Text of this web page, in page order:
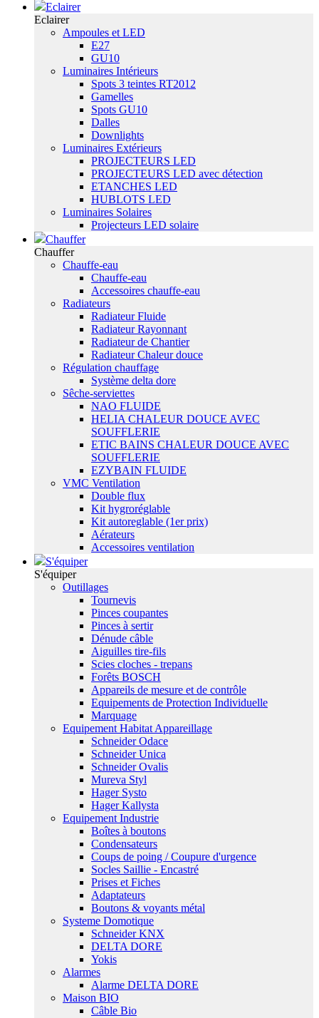
Eclairer
Eclairer
Ampoules et LED
E27
GU10
Luminaires Intérieurs
Spots 3 teintes RT2012
Gamelles
Spots GU10
Dalles
Downlights
Luminaires Extérieurs
PROJECTEURS LED
PROJECTEURS LED avec détection
ETANCHES LED
HUBLOTS LED
Luminaires Solaires
Projecteurs LED solaire
Chauffer
Chauffer
Chauffe-eau
Chauffe-eau
Accessoires chauffe-eau
Radiateurs
Radiateur Fluide
Radiateur Rayonnant
Radiateur de Chantier
Radiateur Chaleur douce
Régulation chauffage
Système delta dore
Sêche-serviettes
NAO FLUIDE
HELIA CHALEUR DOUCE AVEC
SOUFFLERIE
ETIC BAINS CHALEUR DOUCE AVEC
SOUFFLERIE
EZYBAIN FLUIDE
VMC Ventilation
Double flux
Kit hygroréglable
Kit autoreglable (1er prix)
Aérateurs
Accessoires ventilation
S'équiper
S'équiper
Outillages
Tournevis
Pinces coupantes
Pinces à sertir
Dénude câble
Aiguilles tire-fils
Scies cloches - trepans
Forêts BOSCH
Appareils de mesure et de contrôle
Equipements de Protection Individuelle
Marquage
Equipement Habitat Appareillage
Schneider Odace
Schneider Unica
Schneider Ovalis
Mureva Styl
Hager Systo
Hager Kallysta
Equipement Industrie
Boîtes à boutons
Condensateurs
Coups de poing / Coupure d'urgence
Socles Saillie - Encastré
Prises et Fiches
Adaptateurs
Boutons & voyants métal
Systeme Domotique
Schneider KNX
DELTA DORE
Yokis
Alarmes
Alarme DELTA DORE
Maison BIO
Câble Bio